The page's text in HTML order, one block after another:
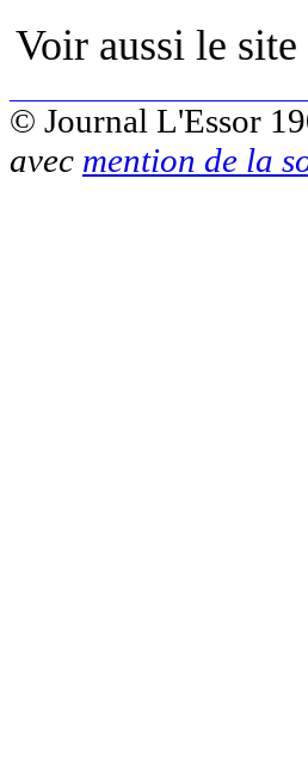
Voir aussi le site
© Journal L'Essor
avec mention de la